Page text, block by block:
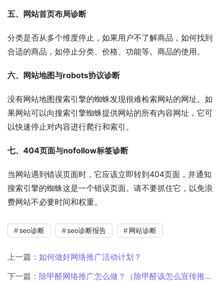
五、网站首页布局诊断
分类是否从多个维度停止，如果用户不了解商品，如何找到
合适的商品，如停止分类、价格、功能等。商品的使用。
六、网站地图与robots协议诊断
没有网站地图搜索引擎的蜘蛛发现很难检索网站的网址。如
果网站可以向搜索引擎蜘蛛提供网站的所有内容网址，它可
以快速停止对内容进行爬行和索引。
七、404页面与nofollow标签诊断
当网站遇到错误页面时，它应该立即转到404页面，并通知
搜索引擎的蜘蛛这是一个错误页面。请不要抓住它，以免浪
费网站不必要时间和权重。
seo诊断 seo诊断报告 网站诊断
上一篇： 如何做好网络推广活动计划？
下一篇： 除甲醛网络推广怎么做？（除甲醛该怎么宣传推广）